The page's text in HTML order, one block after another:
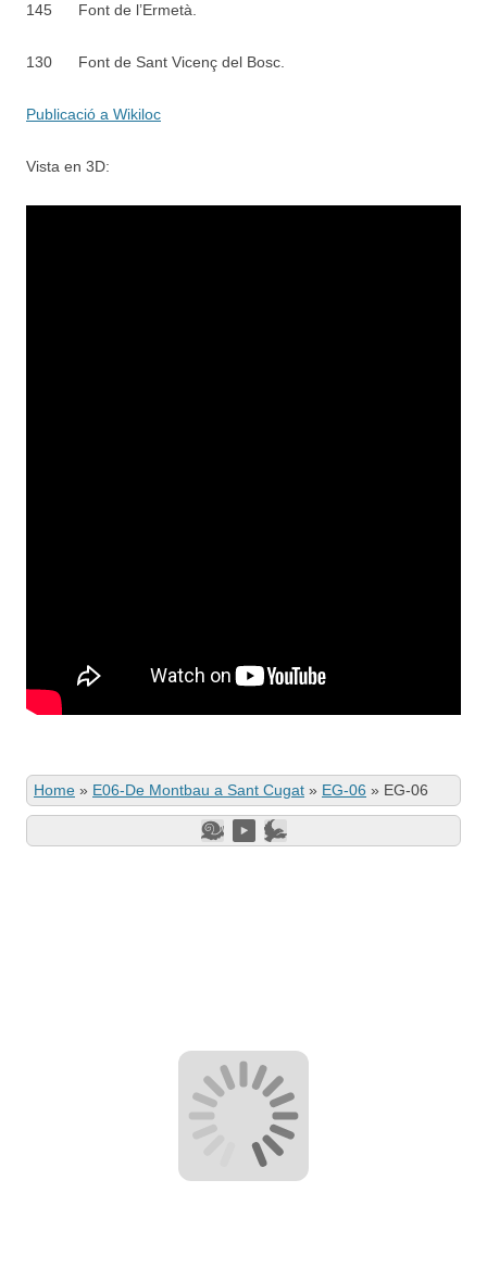
145 Font de l’Ermetà.
130 Font de Sant Vicenç del Bosc.
Publicació a Wikiloc
Vista en 3D:
Home » E06-De Montbau a Sant Cugat » EG-06 » EG-06